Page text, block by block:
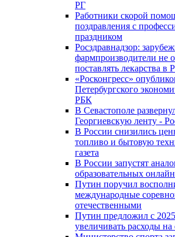
РГ
Работники скорой
поздравления с
праздником
Росздравнадзор:
фармпроизводители не
поставлять лекарства
«Росконгресс»
Петербургского
РБК
В Севастополе
Георгиевскую ленту -
В России снизились
топливо и бытовую
газета
В России запустят
образовательных
Путин поручил
международные
отечественными
Путин предложил с
увеличивать расходы на